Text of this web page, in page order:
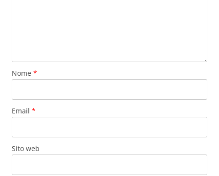
Nome *
Email *
Sito web